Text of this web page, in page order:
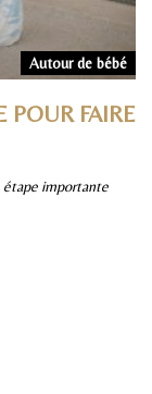
Autour de bébé
POUR FAIRE
étape importante